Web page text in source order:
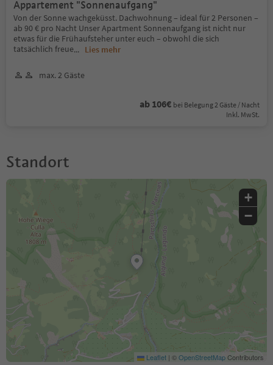
Appartement "Sonnenaufgang"
Von der Sonne wachgeküsst. Dachwohnung – ideal für 2 Personen –
ab 90 € pro Nacht Unser Apartment Sonnenaufgang ist nicht nur
etwas für die Frühaufsteher unter euch – obwohl die sich
tatsächlich freue... Lies mehr
max. 2 Gäste
ab 106€ bei Belegung 2 Gäste / Nacht
Inkl. MwSt.
Standort
+
−
Leaflet | ©OpenStreetMapContributors